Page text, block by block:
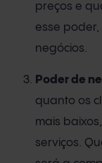
preços e
esse
negócios.
Poder de
quanto os
mais
serviços.